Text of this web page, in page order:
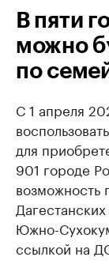
В пяти
можно
по
С 1 апреля
для
901 городе
возможность
Южно-
ссылкой на